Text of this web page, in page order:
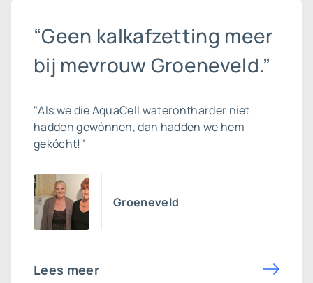
“Geen kalkafzetting meer
bij mevrouw Groeneveld.”
"Als we die AquaCell waterontharder niet
hadden gewónnen, dan hadden we hem
gekócht!"
Groeneveld
Lees meer